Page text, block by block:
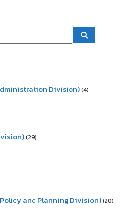
S
Division)(4)
(29)
and Planning Division)(20)